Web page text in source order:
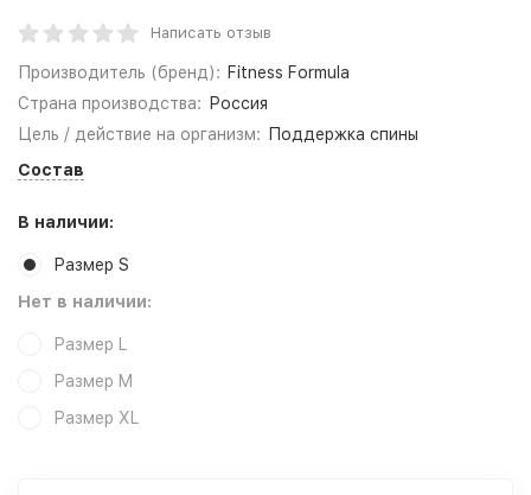
Написать отзыв
Производитель (бренд): Fitness Formula
Страна производства:
Россия
Цель / действие на организм:
Поддержка спины
Состав
В наличии:
Размер S
Нет в наличии:
Размер L
Размер M
Размер XL